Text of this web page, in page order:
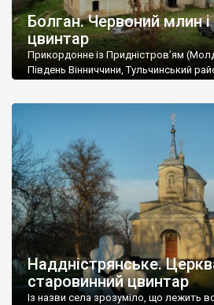
Болган. Червоний млин
цвинтар
Прикордонне із Придністров’ям
Південь Вінниччини, Тульчинський
старовинний цвинтар із кам’яними
збереглися, написані кирилицею,
мовою. За всіма традиційними
український. Хрести датуються 19
роках Болган […]
Наддністрянське.
старовинний цвинтар
Із назви села зрозуміло, що лежить